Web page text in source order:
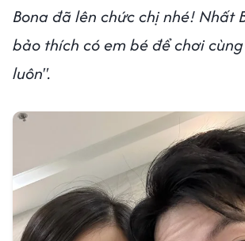
Bona đã lên chức chị nhé! Nhất
bảo thích có em bé để chơi
luôn".